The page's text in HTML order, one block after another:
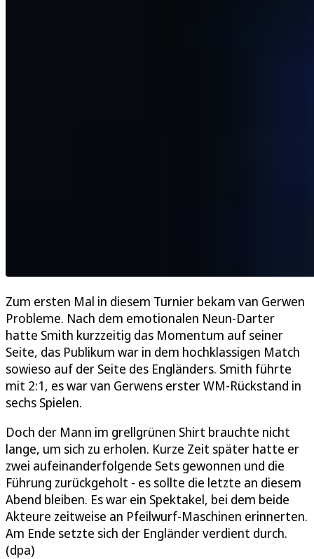
Zum ersten Mal in diesem Turnier bekam van Gerwen
Probleme. Nach dem emotionalen Neun-Darter
hatte Smith kurzzeitig das Momentum auf seiner
Seite, das Publikum war in dem hochklassigen Match
sowieso auf der Seite des Engländers. Smith führte
mit 2:1, es war van Gerwens erster WM-Rückstand in
sechs Spielen.
Doch der Mann im grellgrünen Shirt brauchte nicht
lange, um sich zu erholen. Kurze Zeit später hatte er
zwei aufeinanderfolgende Sets gewonnen und die
Führung zurückgeholt - es sollte die letzte an diesem
Abend bleiben. Es war ein Spektakel, bei dem beide
Akteure zeitweise an Pfeilwurf-Maschinen erinnerten.
Am Ende setzte sich der Engländer verdient durch.
(dpa)